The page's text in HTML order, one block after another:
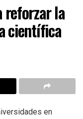
reforzar la
científica
en